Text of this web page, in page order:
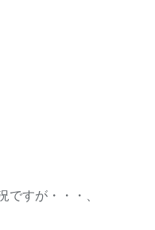
ですが・・・、